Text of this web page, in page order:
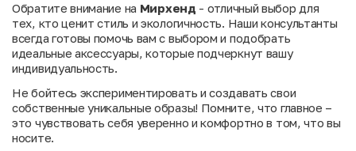
Обратите внимание на Мирхенд - отличный выбор для
тех, кто ценит стиль и экологичность. Наши консультанты
всегда готовы помочь вам с выбором и подобрать
идеальные аксессуары, которые подчеркнут вашу
индивидуальность.
Не бойтесь экспериментировать и создавать свои
собственные уникальные образы! Помните, что главное –
это чувствовать себя уверенно и комфортно в том, что вы
носите.